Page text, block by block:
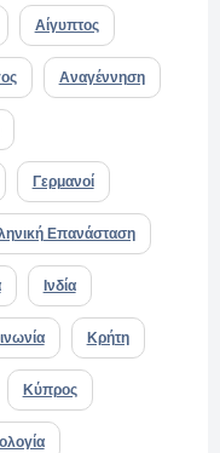
Αίγυπτος
Αναγέννηση
Γερμανοί
Επανάσταση
Ινδία
Κρήτη
Κύπρος